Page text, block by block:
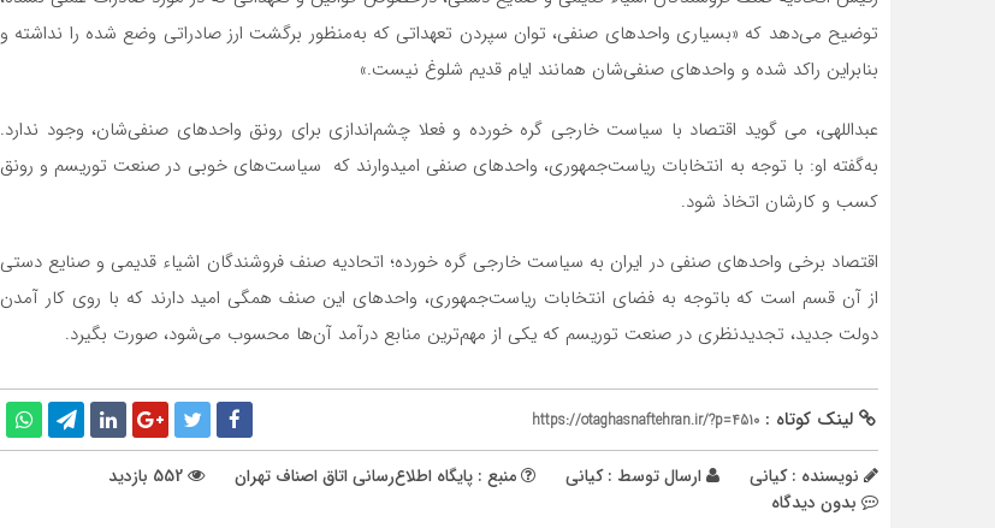
توضیح می‌دهد که «بسیاری واحدهای صنفی، توان سپردن تعهداتی که به‌منظور برگشت ارز صادراتی وضع شده را نداشته و
بنابراین راکد شده و واحدهای صنفی‌شان همانند ایام قدیم شلوغ نیست.»
عبداللهی، می گوید اقتصاد با سیاست خارجی گره خورده و فعلا چشم‌اندازی برای رونق واحدهای صنفی‌شان، وجود ندارد.
به‌گفته او: با توجه به انتخابات ریاست‌جمهوری، واحدهای صنفی امیدوارند که سیاست‌های خوبی در صنعت توریسم و رونق
کسب و کارشان اتخاذ شود.
اقتصاد برخی واحدهای صنفی در ایران به سیاست خارجی گره خورده؛ اتحادیه صنف فروشندگان اشیاء قدیمی و صنایع دستی
از آن قسم است که باتوجه به فضای انتخابات ریاست‌جمهوری، واحدهای این صنف همگی امید دارند که با روی کار آمدن
دولت جدید، تجدیدنظری در صنعت توریسم که یکی از مهم‌ترین منابع درآمد آن‌ها محسوب می‌شود، صورت بگیرد.
لینک کوتاه : https://otaghasnaftehran.ir/?p=4510
نویسنده : کیانی ارسال توسط :کیانی منبع : پایگاه اطلاع‌رسانی اتاق اصناف تهران
بدون دیدگاه